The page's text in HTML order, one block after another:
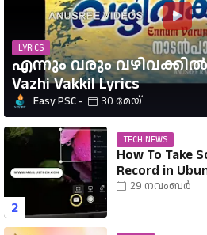
LYRICS
എന്നും വരും വഴിവക്കിൽ |
Vazhi Vakkil Lyrics
Easy PSC 30 മേയ്
TECH NEWS
How To Take
Record in
29 നവംബർ